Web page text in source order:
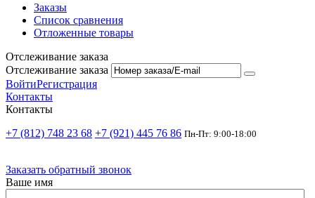
Заказы
Список сравнения
Отложенные товары
Отслеживание заказа
Отслеживание заказа
ВойтиРегистрация
Контакты
Контакты
+7 (812) 748 23 68 +7 (921) 445 76 86 Пн-Пт: 9:00-18:00
Заказать обратный звонок
Ваше имя